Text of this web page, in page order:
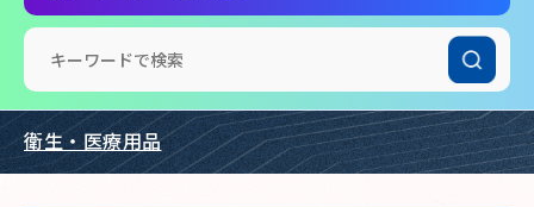
衛生・医療用品